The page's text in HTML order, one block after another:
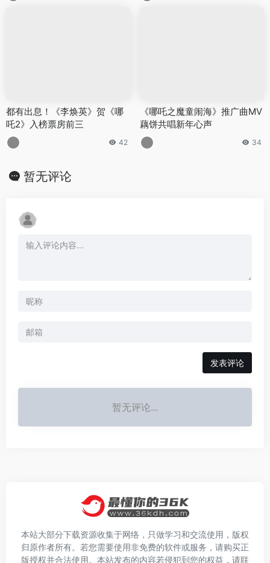
都有出息！《李焕英》贺《哪
吒2》入榜票房前三
42
《哪吒之魔童闹海》推广曲MV
藕饼共唱新年心声
34
暂无评论
发表评论
暂无评论...
本站大部分下载资源收集于网络，只做学习和交流使用，版权
归原作者所有。若您需要使用非免费的软件或服务，请购买正
版授权并合法使用。本站发布的内容若侵犯到您的权益，请联